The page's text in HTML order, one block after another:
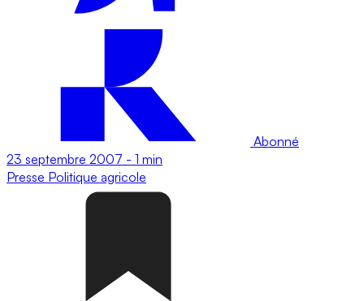
Abonné
23 septembre 2007 - 1 min
Presse Politique agricole